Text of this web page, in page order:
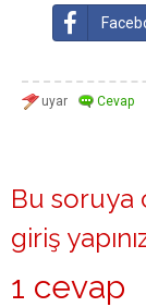
Bu soruya
giriş
1 cevap